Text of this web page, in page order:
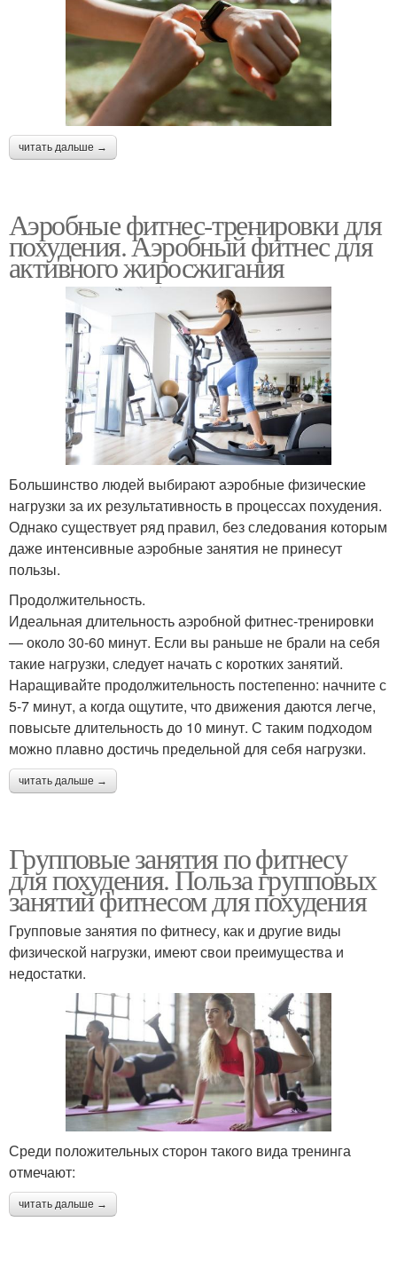
читать дальше →
Аэробные фитнес-тренировки для
похудения. Аэробный фитнес для
активного жиросжигания
Большинство людей выбирают аэробные физические
нагрузки за их результативность в процессах похудения.
Однако существует ряд правил, без следования которым
даже интенсивные аэробные занятия не принесут
пользы.
Продолжительность.
Идеальная длительность аэробной фитнес-тренировки
— около 30-60 минут. Если вы раньше не брали на себя
такие нагрузки, следует начать с коротких занятий.
Наращивайте продолжительность постепенно: начните с
5-7 минут, а когда ощутите, что движения даются легче,
повысьте длительность до 10 минут. С таким подходом
можно плавно достичь предельной для себя нагрузки.
читать дальше →
Групповые занятия по фитнесу
для похудения. Польза групповых
занятий фитнесом для похудения
Групповые занятия по фитнесу, как и другие виды
физической нагрузки, имеют свои преимущества и
недостатки.
Среди положительных сторон такого вида тренинга
отмечают:
читать дальше →